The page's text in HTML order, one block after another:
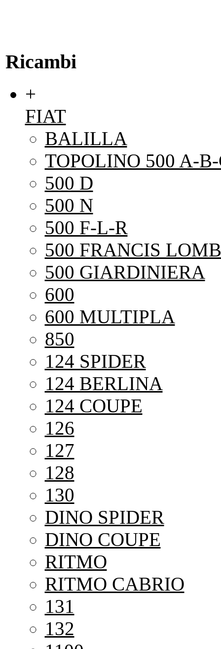
Ricambi
+
FIAT
BALILLA
TOPOLINO 500 A-
500 D
500 N
500 F-L-R
500 FRANCIS
500 GIARDINIERA
600
600 MULTIPLA
850
124 SPIDER
124 BERLINA
124 COUPE
126
127
128
130
DINO SPIDER
DINO COUPE
RITMO
RITMO CABRIO
131
132